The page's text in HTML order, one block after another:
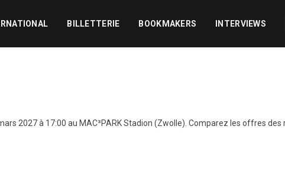
BILLETTERIE BOOKMAKERS INTERVIEWS
2027 à 17:00 au MAC³PARK Stadion (Zwolle). Comparez les offres